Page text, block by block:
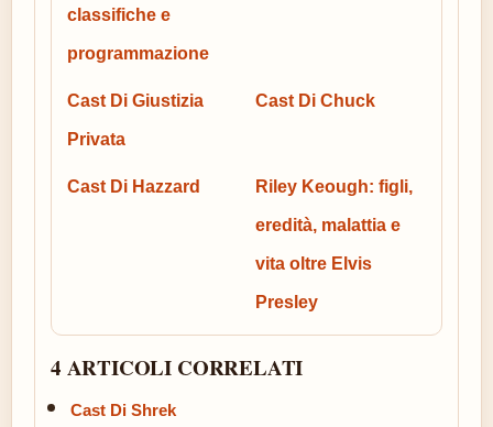
classifiche e
programmazione
Cast Di Giustizia
Privata
Cast Di Chuck
Cast Di Hazzard Riley Keough: figli,
eredità, malattia e
vita oltre Elvis
Presley
4 ARTICOLI CORRELATI
Cast Di Shrek